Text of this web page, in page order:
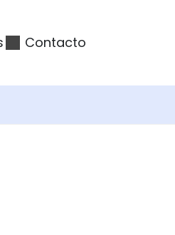
Contacto